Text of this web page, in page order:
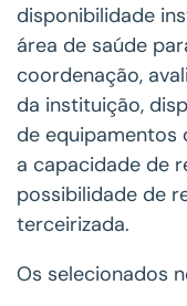
disponibilidade
área de saúde
coordenação,
da instituição,
de equipamentos
a capacidade de
possibilidade de
terceirizada.
Os selecionados